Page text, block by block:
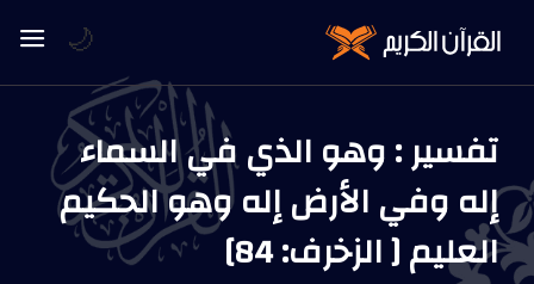
تفسير : وهو الذي في السماء
إله وفي الأرض إله وهو الحكيم
العليم [ الزخرف: 84]
🌙